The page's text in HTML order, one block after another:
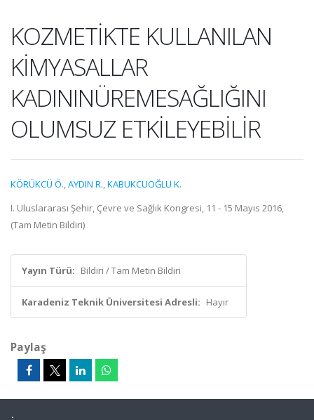
KOZMETİKTE KULLANILAN
KİMYASALLAR
KADININÜREMESAĞLIĞINI
OLUMSUZ ETKİLEYEBİLİR
KÖRÜKCÜ Ö.,AYDIN R.,KABUKCUOĞLU K.
I. Uluslararası Şehir, Çevre ve Sağlık Kongresi, 11 - 15 Mayıs 2016,
(Tam Metin Bildiri)
Yayın Türü: Bildiri / Tam Metin Bildiri
Karadeniz Teknik Üniversitesi Adresli: Hayır
Paylaş